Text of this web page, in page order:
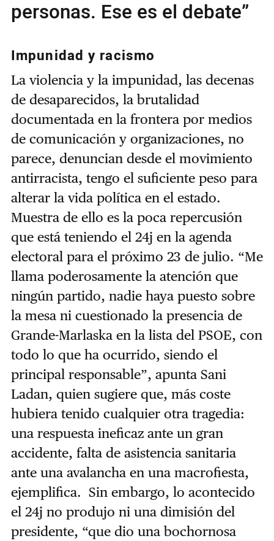
personas. Ese es el debate”
Impunidad y racismo
La violencia y la impunidad, las decenas
de desaparecidos, la brutalidad
documentada en la frontera por medios
de comunicación y organizaciones, no
parece, denuncian desde el movimiento
antirracista, tengo el suficiente peso para
alterar la vida política en el estado.
Muestra de ello es la poca repercusión
que está teniendo el 24j en la agenda
electoral para el próximo 23 de julio. “Me
llama poderosamente la atención que
ningún partido, nadie haya puesto sobre
la mesa ni cuestionado la presencia de
Grande-Marlaska en la lista del PSOE, con
todo lo que ha ocurrido, siendo el
principal responsable”, apunta Sani
Ladan, quien sugiere que, más coste
hubiera tenido cualquier otra tragedia:
una respuesta ineficaz ante un gran
accidente, falta de asistencia sanitaria
ante una avalancha en una macrofiesta,
ejemplifica. Sin embargo, lo acontecido
el 24j no produjo ni una dimisión del
presidente, “que dio una bochornosa